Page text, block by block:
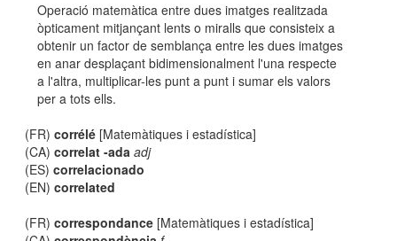
Operació matemàtica entre dues imatges realitzada
òpticament mitjançant lents o miralls que consisteix a
obtenir un factor de semblança entre les dues imatges
en anar desplaçant bidimensionalment l'una respecte
a l'altra, multiplicar-les punt a punt i sumar els valors
per a tots ells.
(FR)corrélé [Matemàtiques i estadística]
(CA)correlat -ada adj
(ES)correlacionado
(EN)correlated
(FR)correspondance [Matemàtiques i estadística]